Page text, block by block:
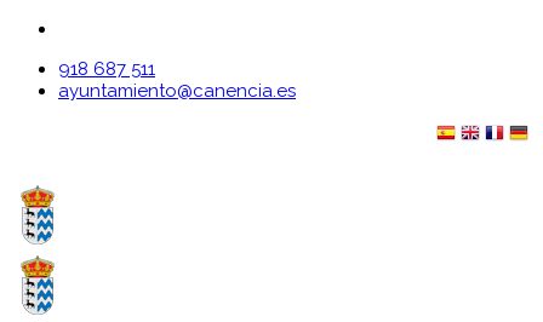
918 687 511
ayuntamiento@canencia.es